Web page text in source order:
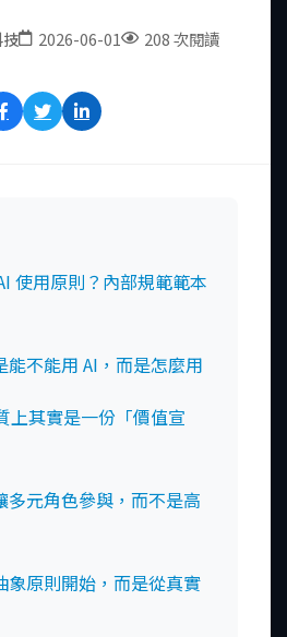
2026-06-01
208 次閱讀
使用原則？內部規範範本
能不能用 AI，而是怎麼用
上其實是一份「價值宣
多元角色參與，而不是高
象原則開始，而是從真實